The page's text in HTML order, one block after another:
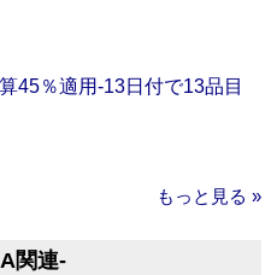
45％適用‐13日付で13品目
もっと見る »
関連‐